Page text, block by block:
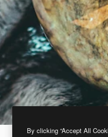
By clicking “Accept All